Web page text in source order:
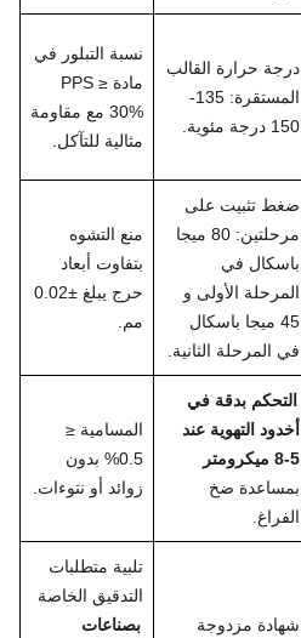
درجة حرارة القالب
المستقرة: 135-
150 درجة مئوية.
نسبة التبلور في
مادة PPS ≥
30% مع مقاومة
مثالية للتآكل.
ضغط تثبيت على
مرحلتين: 80 ميجا
باسكال في
المرحلة الأولى و
45 ميجا باسكال
في المرحلة الثانية.
منع التشوه
بتفاوت أبعاد
حرج يبلغ ±0.02
مم.
التحكم بدقة في
أخدود التهوية عند
5-8 ميكرومتر
بمساعدة ضخ
الفراغ.
المسامية ≤
0.5% بدون
زوائد أو نتوءات.
شهادة مزدوجة
تلبية متطلبات
التدقيق الخاصة
بصناعات